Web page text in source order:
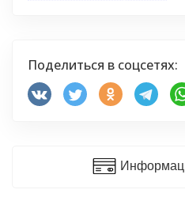
Поделиться в соцсетях: